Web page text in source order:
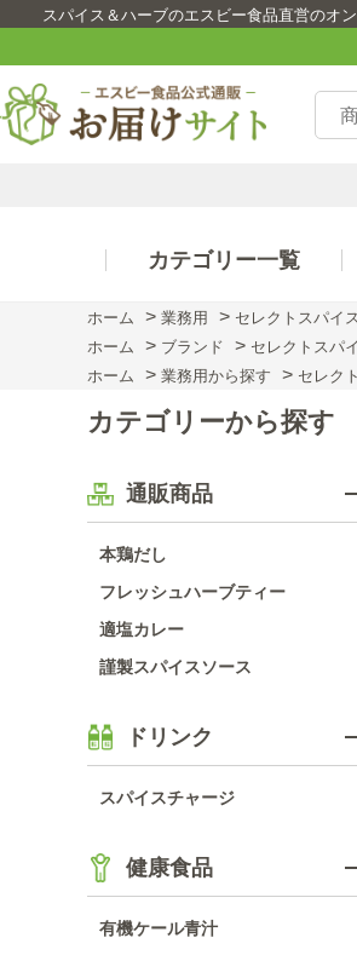
スパイス＆ハーブのエスビー食品直営のオ
カテゴリー一覧
ホーム > 業務用 > セレクトスパイ
ホーム
> ブランド > セレクトスパ
ホーム
> 業務用から探す > セレク
カテゴリーから探す
通販商品
本鶏だし
フレッシュハーブティー
適塩カレー
謹製スパイスソース
ドリンク
スパイスチャージ
健康食品
有機ケール青汁